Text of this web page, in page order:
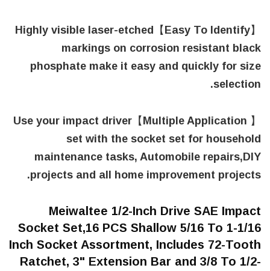
【Easy To Identify】Highly visible laser-etched
markings on corrosion resistant black
phosphate make it easy and quickly for size
selection.
【 Multiple Application】Use your impact driver
set with the socket set for household
maintenance tasks, Automobile repairs,DIY
projects and all home improvement projects.
Meiwaltee 1/2-Inch Drive SAE Impact
Socket Set,16 PCS Shallow 5/16 To 1-1/16
Inch Socket Assortment, Includes 72-Tooth
Ratchet, 3" Extension Bar and 3/8 To 1/2-